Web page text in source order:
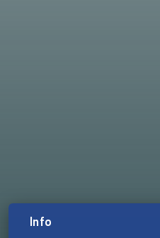
Info